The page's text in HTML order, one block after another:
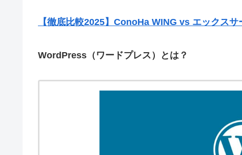
【徹底比較2025】ConoHa WING vs エックス
WordPress（ワードプレス）とは？